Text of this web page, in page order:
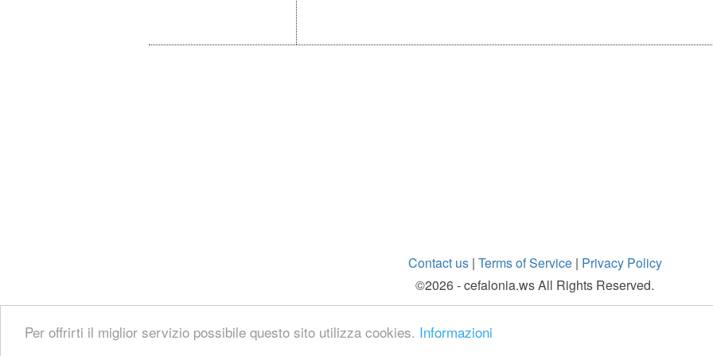
Per offrirti il miglior servizio possibile questo sito utilizza cookies. Informazioni
Contact us| Terms of Service| Privacy Policy
©2026 - cefalonia.ws All Rights Reserved.